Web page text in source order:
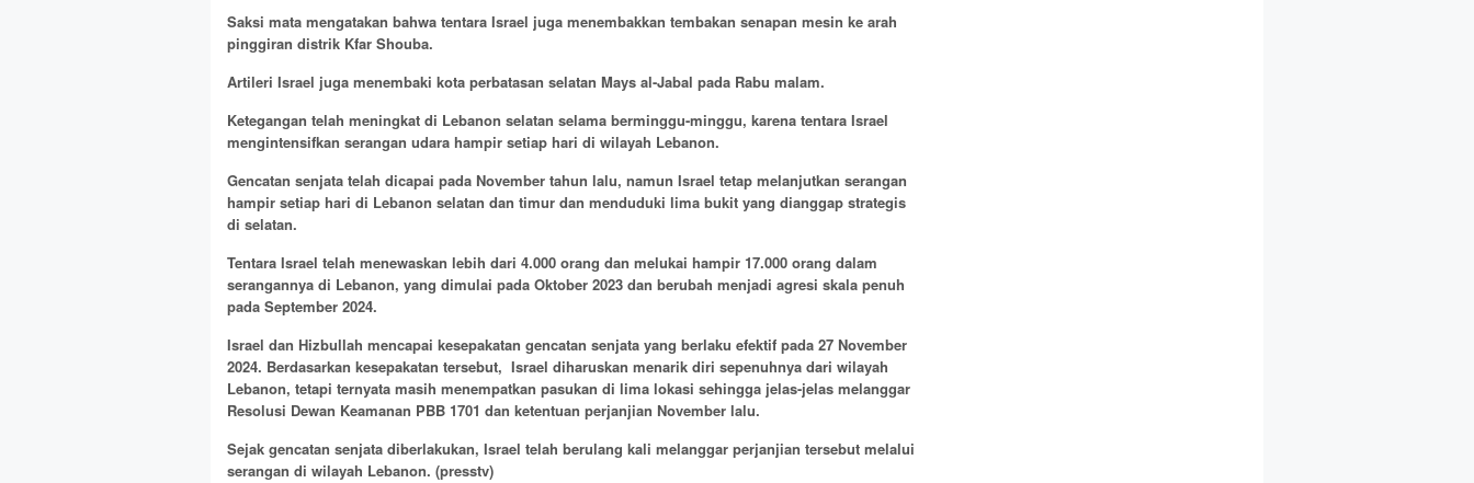
Saksi mata mengatakan bahwa tentara Israel juga menembakkan tembakan senapan mesin ke arah
pinggiran distrik Kfar Shouba.
Artileri Israel juga menembaki kota perbatasan selatan Mays al-Jabal pada Rabu malam.
Ketegangan telah meningkat di Lebanon selatan selama berminggu-minggu, karena tentara Israel
mengintensifkan serangan udara hampir setiap hari di wilayah Lebanon.
Gencatan senjata telah dicapai pada November tahun lalu, namun Israel tetap melanjutkan serangan
hampir setiap hari di Lebanon selatan dan timur dan menduduki lima bukit yang dianggap strategis
di selatan.
Tentara Israel telah menewaskan lebih dari 4.000 orang dan melukai hampir 17.000 orang dalam
serangannya di Lebanon, yang dimulai pada Oktober 2023 dan berubah menjadi agresi skala penuh
pada September 2024.
Israel dan Hizbullah mencapai kesepakatan gencatan senjata yang berlaku efektif pada 27 November
2024. Berdasarkan kesepakatan tersebut, Israel diharuskan menarik diri sepenuhnya dari wilayah
Lebanon, tetapi ternyata masih menempatkan pasukan di lima lokasi sehingga jelas-jelas melanggar
Resolusi Dewan Keamanan PBB 1701 dan ketentuan perjanjian November lalu.
Sejak gencatan senjata diberlakukan, Israel telah berulang kali melanggar perjanjian tersebut melalui
serangan di wilayah Lebanon. (presstv)